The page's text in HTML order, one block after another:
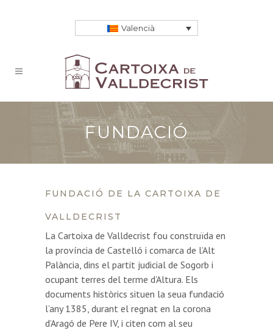
Valencià
FUNDACIÓ
FUNDACIÓ DE LA CARTOIXA DE
VALLDECRIST
La Cartoixa de Valldecrist fou construïda en
la província de Castelló i comarca de l’Alt
Palància, dins el partit judicial de Sogorb i
ocupant terres del terme d’Altura. Els
documents històrics situen la seua fundació
l’any 1385, durant el regnat en la corona
d’Aragó de Pere IV, i citen com al seu